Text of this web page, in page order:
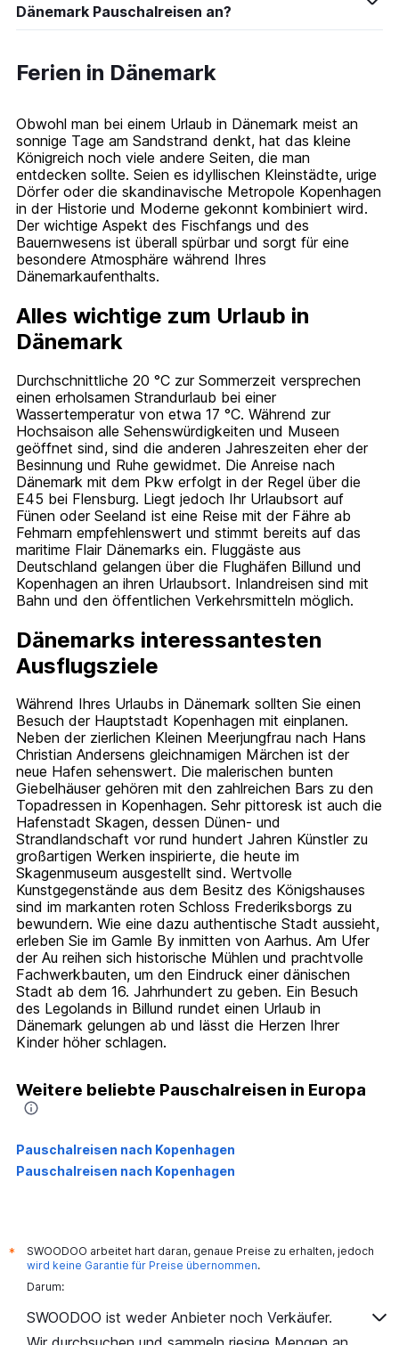
Dänemark Pauschalreisen an?
Ferien in Dänemark
Obwohl man bei einem Urlaub in Dänemark meist an
sonnige Tage am Sandstrand denkt, hat das kleine
Königreich noch viele andere Seiten, die man
entdecken sollte. Seien es idyllischen Kleinstädte, urige
Dörfer oder die skandinavische Metropole Kopenhagen
in der Historie und Moderne gekonnt kombiniert wird.
Der wichtige Aspekt des Fischfangs und des
Bauernwesens ist überall spürbar und sorgt für eine
besondere Atmosphäre während Ihres
Dänemarkaufenthalts.
Alles wichtige zum Urlaub in
Dänemark
Durchschnittliche 20 °C zur Sommerzeit versprechen
einen erholsamen Strandurlaub bei einer
Wassertemperatur von etwa 17 °C. Während zur
Hochsaison alle Sehenswürdigkeiten und Museen
geöffnet sind, sind die anderen Jahreszeiten eher der
Besinnung und Ruhe gewidmet. Die Anreise nach
Dänemark mit dem Pkw erfolgt in der Regel über die
E45 bei Flensburg. Liegt jedoch Ihr Urlaubsort auf
Fünen oder Seeland ist eine Reise mit der Fähre ab
Fehmarn empfehlenswert und stimmt bereits auf das
maritime Flair Dänemarks ein. Fluggäste aus
Deutschland gelangen über die Flughäfen Billund und
Kopenhagen an ihren Urlaubsort. Inlandreisen sind mit
Bahn und den öffentlichen Verkehrsmitteln möglich.
Dänemarks interessantesten
Ausflugsziele
Während Ihres Urlaubs in Dänemark sollten Sie einen
Besuch der Hauptstadt Kopenhagen mit einplanen.
Neben der zierlichen Kleinen Meerjungfrau nach Hans
Christian Andersens gleichnamigen Märchen ist der
neue Hafen sehenswert. Die malerischen bunten
Giebelhäuser gehören mit den zahlreichen Bars zu den
Topadressen in Kopenhagen. Sehr pittoresk ist auch die
Hafenstadt Skagen, dessen Dünen- und
Strandlandschaft vor rund hundert Jahren Künstler zu
großartigen Werken inspirierte, die heute im
Skagenmuseum ausgestellt sind. Wertvolle
Kunstgegenstände aus dem Besitz des Königshauses
sind im markanten roten Schloss Frederiksborgs zu
bewundern. Wie eine dazu authentische Stadt aussieht,
erleben Sie im Gamle By inmitten von Aarhus. Am Ufer
der Au reihen sich historische Mühlen und prachtvolle
Fachwerkbauten, um den Eindruck einer dänischen
Stadt ab dem 16. Jahrhundert zu geben. Ein Besuch
des Legolands in Billund rundet einen Urlaub in
Dänemark gelungen ab und lässt die Herzen Ihrer
Kinder höher schlagen.
Weitere beliebte Pauschalreisen in Europa
Pauschalreisen nach Kopenhagen
Pauschalreisen nach Kopenhagen
*
SWOODOO arbeitet hart daran, genaue Preise zu erhalten, jedoch
wird keine Garantie für Preise übernommen.
Darum:
SWOODOO ist weder Anbieter noch Verkäufer.